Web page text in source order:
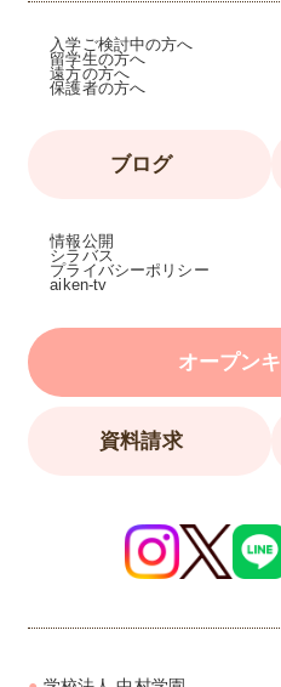
ブログ
入学ご検討中の方へ
留学生の方へ
遠方の方へ
保護者の方へ
情報公開
シラバス
プライバシーポリシー
aiken-tv
オープン
資料請求